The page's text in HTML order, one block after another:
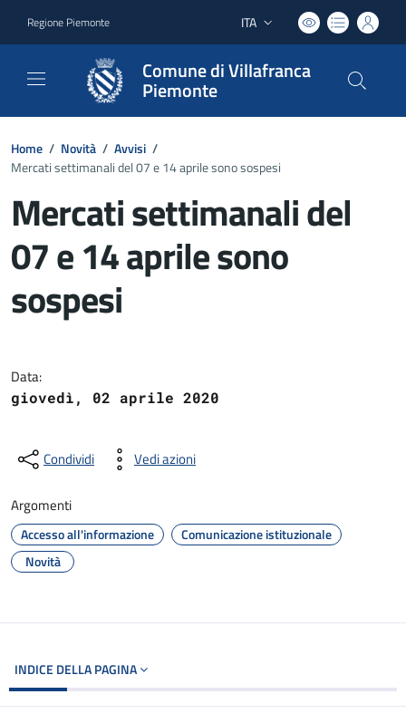
Regione Piemonte Lingua attiva:
ITA
Comune di Villafranca
Piemonte
Home / Novità / Avvisi /
Mercati settimanali del 07 e 14 aprile sono sospesi
Mercati settimanali del
07 e 14 aprile sono
sospesi
Data:
giovedì, 02 aprile 2020
Condividi Vedi azioni
Argomenti
Accesso all'informazione
Comunicazione istituzionale
Novità
INDICE DELLA PAGINA